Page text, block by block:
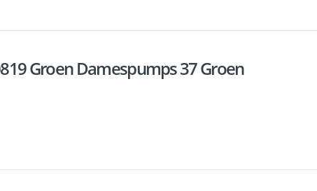
Groen Damespumps 37 Groen